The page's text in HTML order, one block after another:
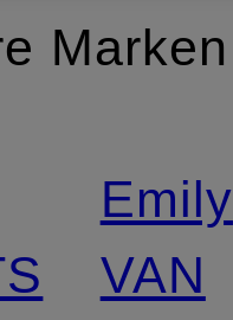
Marken
Emily
VAN